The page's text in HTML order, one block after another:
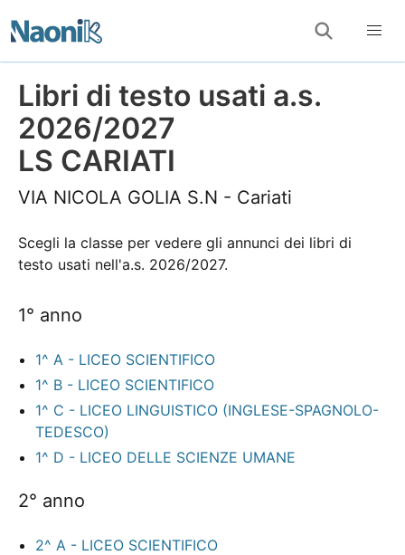
Libri di testo usati a.s.
2026/2027
LS CARIATI
VIA NICOLA GOLIA S.N - Cariati
Scegli la classe per vedere gli annunci dei libri di
testo usati nell'a.s. 2026/2027.
1° anno
1^ A - LICEO SCIENTIFICO
1^ B - LICEO SCIENTIFICO
1^ C - LICEO LINGUISTICO (INGLESE-SPAGNOLO-
TEDESCO)
1^ D - LICEO DELLE SCIENZE UMANE
2° anno
2^ A - LICEO SCIENTIFICO